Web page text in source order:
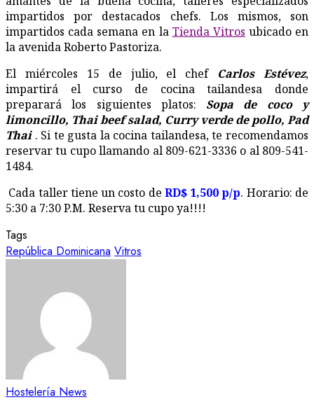
impartidos por destacados chefs. Los mismos, son
impartidos cada semana en la Tienda Vitros ubicado en
la avenida Roberto Pastoriza.
El miércoles 15 de julio, el chef Carlos Estévez,
impartirá el curso de cocina tailandesa donde
preparará los siguientes platos: Sopa de coco y
limoncillo, Thai beef salad, Curry verde de pollo, Pad
Thai . Si te gusta la cocina tailandesa, te recomendamos
reservar tu cupo llamando al 809-621-3336 o al 809-541-
1484.
Cada taller tiene un costo de RD$ 1,500 p/p. Horario: de
5:30 a 7:30 P.M. Reserva tu cupo ya!!!!
Tags
República Dominicana Vitros
Hostelería News